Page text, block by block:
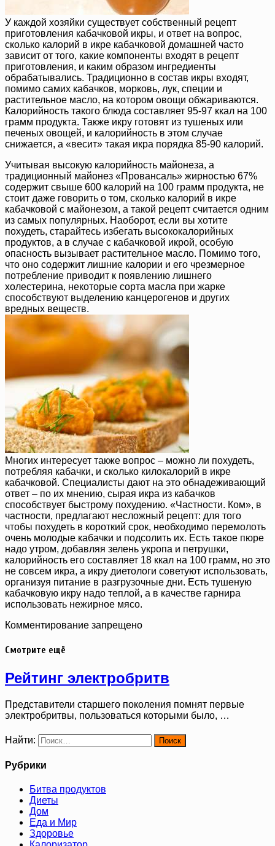
У каждой хозяйки существует собственный рецепт
приготовления кабачковой икры, и ответ на вопрос,
сколько калорий в икре кабачковой домашней часто
зависит от того, какие компоненты входят в рецепт
приготовления, и каким образом ингредиенты
обрабатывались. Традиционно в состав икры входят,
помимо самих кабачков, морковь, лук, специи и
растительное масло, на котором овощи обжариваются.
Калорийность такого блюда составляет 95-97 ккал на 100
грамм продукта. Также икру готовят из тушеных или
печеных овощей, и калорийность в этом случае
снижается, а «весит» такая икра порядка 85-90 калорий.
Учитывая высокую калорийность майонеза, а
традиционный майонез «Провансаль» жирностью 67%
содержит свыше 600 калорий на 100 грамм продукта, не
стоит даже говорить о том, сколько калорий в икре
кабачковой с майонезом, а такой рецепт считается одним
из самых популярных. Наоборот, если вы хотите
похудеть, старайтесь избегать высококалорийных
продуктов, а в случае с кабачковой икрой, особую
опасность вызывает растительное масло. Помимо того,
что оно содержит лишние калории и его чрезмерное
потребление приводит к появлению лишнего
холестерина, некоторые сорта масла при жарке
способствуют выделению канцерогенов и других
вредных веществ.
Многих интересует также вопрос – можно ли похудеть,
потребляя кабачки, и сколько килокалорий в икре
кабачковой. Специалисты дают на это обнадеживающий
ответ – по их мнению, сырая икра из кабачков
способствует быстрому похудению. «Частности. Ком», в
частности, предлагают несложный рецепт: для того
чтобы похудеть в короткий срок, необходимо перемолоть
очень молодые кабачки и подсолить их. Есть такое пюре
надо утром, добавляя зелень укропа и петрушки,
калорийность его составляет 18 ккал на 100 грамм, но это
не совсем икра, а икру диетологи советуют использовать,
организуя питание в разгрузочные дни. Есть тушеную
кабачковую икру надо теплой, а в качестве гарнира
использовать нежирное мясо.
Комментирование запрещено
Смотрите ещё
Рейтинг электробритв
Представители старшего поколения помнят первые
электробритвы, пользоваться которыми было, …
Найти:
Рубрики
Битва продуктов
Диеты
Дом
Еда и Мир
Здоровье